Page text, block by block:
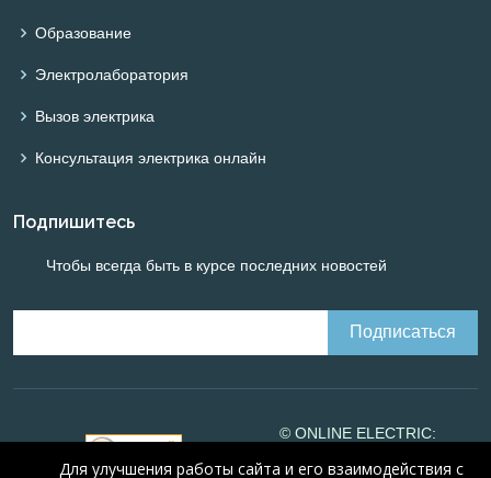
Образование
Электролаборатория
Вызов электрика
Консультация электрика онлайн
Подпишитесь
Чтобы всегда быть в курсе последних новостей
© ONLINE ELECTRIC:
Для улучшения работы сайта и его взаимодействия с